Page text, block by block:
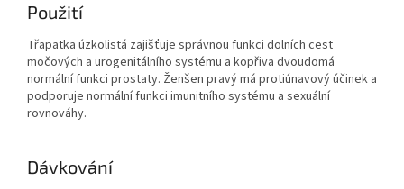
Použití
Třapatka úzkolistá zajišťuje správnou funkci dolních cest
močových a urogenitálního systému a kopřiva dvoudomá
normální funkci prostaty. Ženšen pravý má protiúnavový účinek a
podporuje normální funkci imunitního systému a sexuální
rovnováhy.
Dávkování